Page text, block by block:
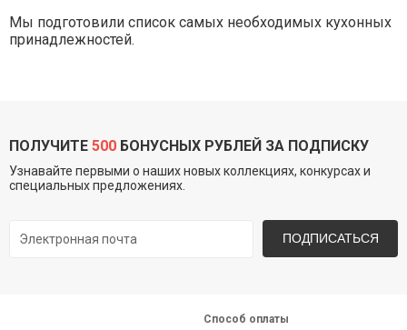
Мы подготовили список самых необходимых кухонных
принадлежностей.
ПОЛУЧИТЕ 500 БОНУСНЫХ РУБЛЕЙ ЗА ПОДПИСКУ
Узнавайте первыми о наших новых коллекциях, конкурсах и
специальных предложениях.
ПОДПИСАТЬСЯ
Способ оплаты